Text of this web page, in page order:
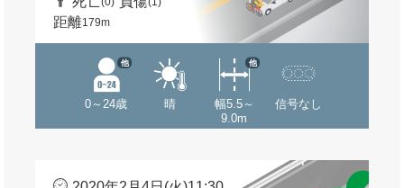
距離179m
0～24歳
他
晴
幅5.5～
9.0m
他
信号なし